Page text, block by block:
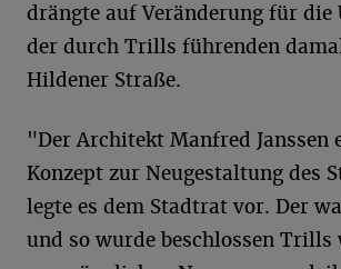
drängte auf Veränderung für die
der durch Trills führenden
Hildener Straße.
"Der Architekt Manfred Janssen
Konzept zur Neugestaltung des
legte es dem Stadtrat vor. Der
und so wurde beschlossen Trills